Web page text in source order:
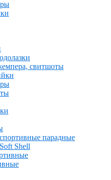
свитшоты
парадные
Shell